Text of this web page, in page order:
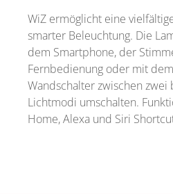
WiZ ermöglicht eine
smarter Beleuchtung. Die
dem Smartphone, der
Fernbedienung oder mit
Wandschalter zwischen zwei
Lichtmodi umschalten.
Home, Alexa und Siri